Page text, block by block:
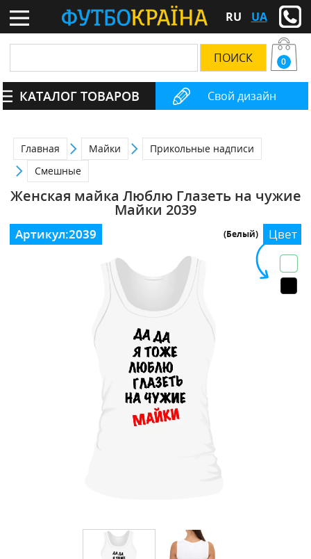
RU UA
Свой дизайн
0
КАТАЛОГ ТОВАРОВ
Главная Майки
Прикольные надписи
Смешные
Женская майка Люблю Глазеть на чужие
Майки 2039
Цвет
(Белый)
Артикул:2039